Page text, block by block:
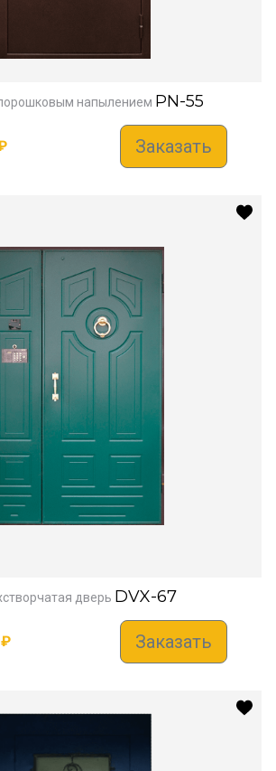
напылением PN-55
Заказать
дверь DVX-67
₽ Заказать